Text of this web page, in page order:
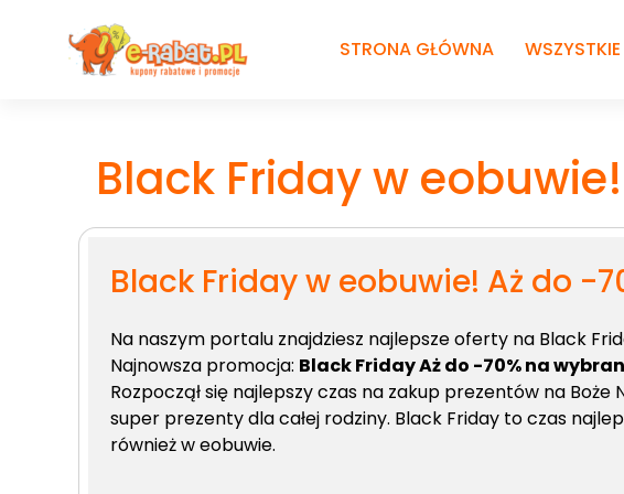
STRONA GŁÓWNA WSZYSTKIE
Black Friday w
Black Friday w eobuwie! Aż do -
Na naszym portalu znajdziesz najlepsze oferty na Black
Najnowsza promocja: Black Friday Aż do -70% na
Rozpoczął się najlepszy czas na zakup prezentów na Boże
super prezenty dla całej rodziny. Black Friday to czas
również w eobuwie.